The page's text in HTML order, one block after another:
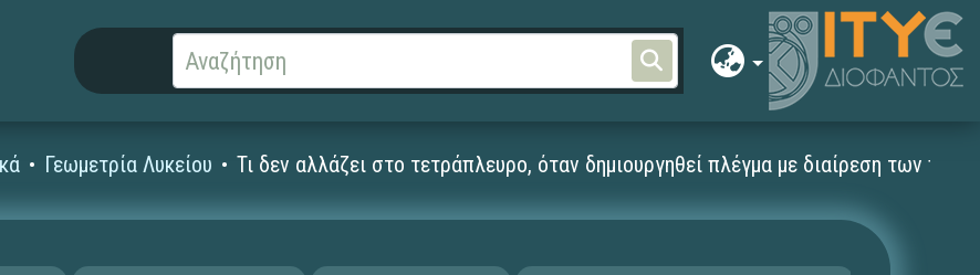
Γεωμετρία Λυκείου Τι δεν αλλάζει στο τετράπλευρο, όταν δημιουργηθεί πλέγμα με διαίρεση των